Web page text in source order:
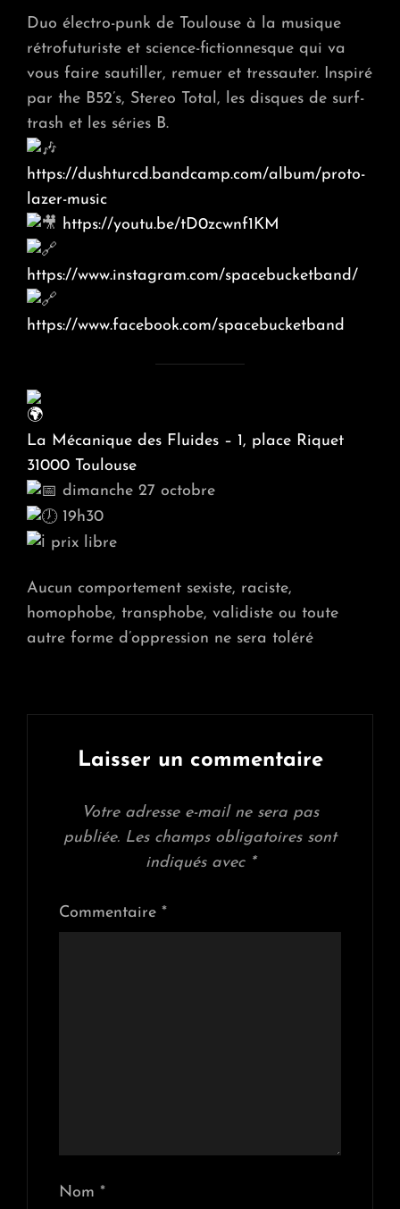
Duo électro-punk de Toulouse à la musique
rétrofuturiste et science-fictionnesque qui va
vous faire sautiller, remuer et tressauter. Inspiré
par the B52’s, Stereo Total, les disques de surf-
trash et les séries B.
https://dushturcd.bandcamp.com/album/proto-
lazer-music
https://youtu.be/tD0zcwnf1KM
https://www.instagram.com/spacebucketband/
https://www.facebook.com/spacebucketband
La Mécanique des Fluides – 1, place Riquet
31000 Toulouse
dimanche 27 octobre
19h30
prix libre
Aucun comportement sexiste, raciste,
homophobe, transphobe, validiste ou toute
autre forme d’oppression ne sera toléré
Laisser un commentaire
Votre adresse e-mail ne sera pas
publiée. Les champs obligatoires sont
indiqués avec *
Commentaire *
Nom *